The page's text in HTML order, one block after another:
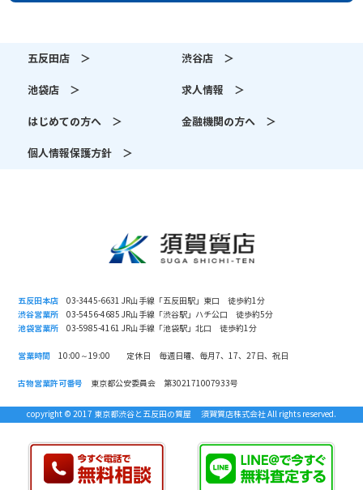
五反田店 ＞ 渋谷店 ＞
池袋店 ＞ 求人情報 ＞
はじめての方へ ＞ 金融機関の方へ ＞
個人情報保護方針 ＞
五反田本店 03-3445-6631 JR山手線「五反田駅」東口 徒歩約1分
渋谷営業所 03-5456-4685 JR山手線「渋谷駅」ハチ公口 徒歩約5分
池袋営業所 03-5985-4161 JR山手線「池袋駅」北口 徒歩約1分
営業時間 10:00～19:00 定休日 毎週日曜、毎月7、17、27日、祝日
古物営業許可番号 東京都公安委員会 第302171007933号
copyright © 2017 東京都渋谷と五反田の質屋 須賀質店株式会社 All rights reserved.